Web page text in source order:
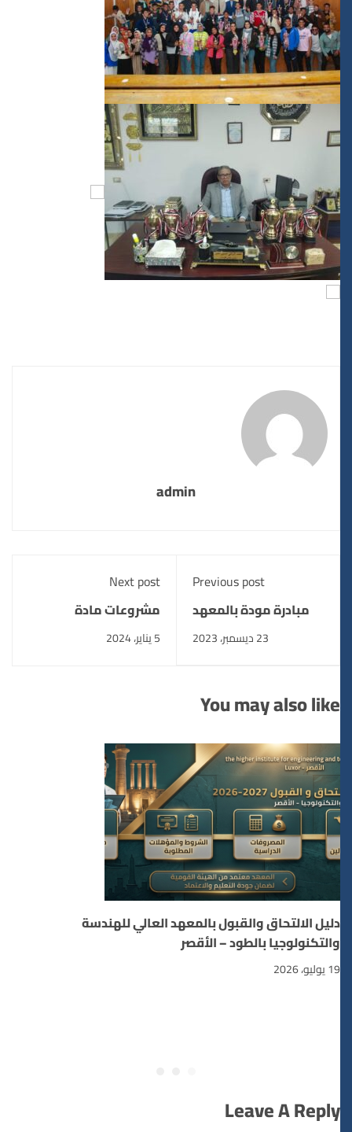
admin
Previous post
مبادرة مودة بالمعهد
العالى للهندسة
والتكنولوجيا بالاقصر
Next post
مشروعات مادة
هندسة الاتصالات
You may also like
دليل الالتحاق والقبول بالمعهد العالي للهندسة
والتكنولوجيا بالطود – الأقصر
Leave A Reply